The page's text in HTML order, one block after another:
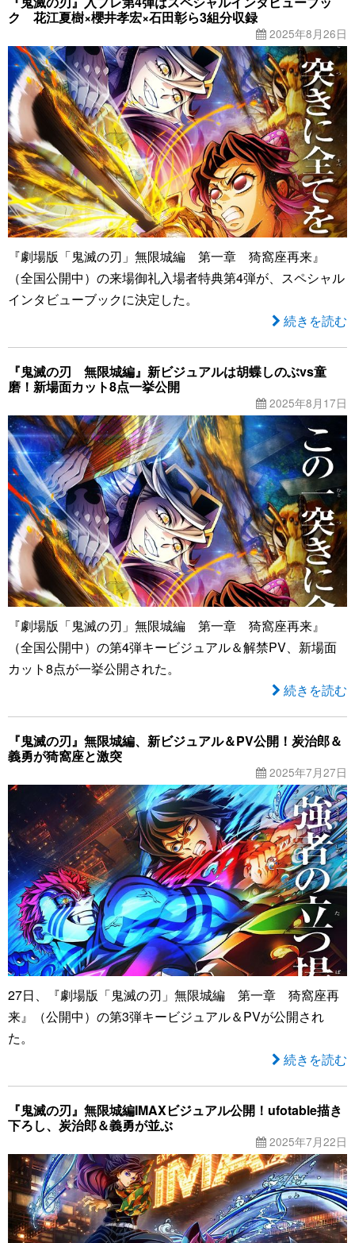
ク 花江夏樹×櫻井孝宏×石田彰ら3組分収録
2025年8月26日
『劇場版「鬼滅の刃」無限城編 第一章 猗窩座再来』
（全国公開中）の来場御礼入場者特典第4弾が、スペシャル
インタビューブックに決定した。
続きを読む
『鬼滅の刃 無限城編』新ビジュアルは胡蝶しのぶvs童
磨！新場面カット8点一挙公開
2025年8月17日
『劇場版「鬼滅の刃」無限城編 第一章 猗窩座再来』
（全国公開中）の第4弾キービジュアル＆解禁PV、新場面
カット8点が一挙公開された。
続きを読む
『鬼滅の刃』無限城編、新ビジュアル＆PV公開！炭治郎＆
義勇が猗窩座と激突
2025年7月27日
27日、『劇場版「鬼滅の刃」無限城編 第一章 猗窩座再
来』（公開中）の第3弾キービジュアル＆PVが公開され
た。
続きを読む
『鬼滅の刃』無限城編IMAXビジュアル公開！ufotable描き
下ろし、炭治郎＆義勇が並ぶ
2025年7月22日